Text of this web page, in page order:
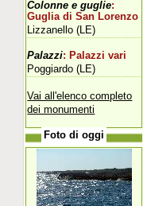
Colonne e guglie:
Guglia di San Lorenzo
Lizzanello (LE)
Palazzi: Palazzi vari
Poggiardo (LE)
Vai all'elenco completo
dei monumenti
Foto di oggi